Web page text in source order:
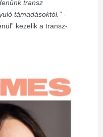
transz
támadásoktól.” -
kezelik a transz-